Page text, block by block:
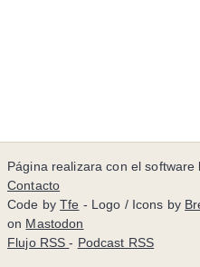
Página realizara con el
Contacto
Code byTfe - Logo / Icons by
on Mastodon
Flujo RSS- Podcast RSS